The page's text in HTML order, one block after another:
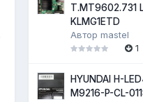
T.MT9602.731
KLMG1ETD
Авторmastel
1
HYUNDAI H-
M9216-P-CL-